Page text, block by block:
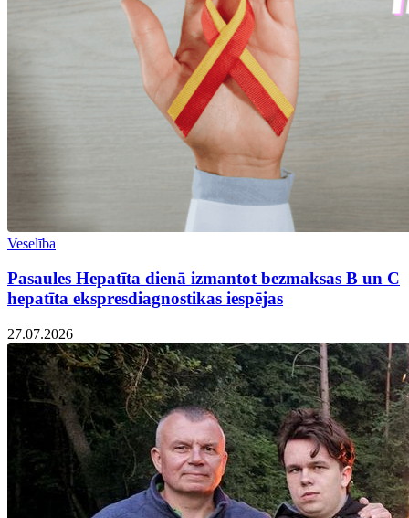
Veselība
Pasaules Hepatīta dienā izmantot bezmaksas B un C
hepatīta ekspresdiagnostikas iespējas
27.07.2026